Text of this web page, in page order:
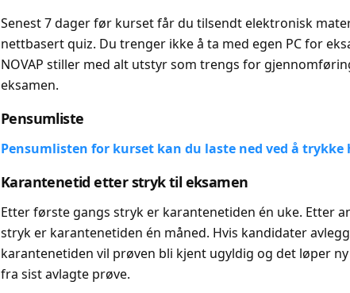
Senest 7 dager før kurset får du tilsendt elektronisk
nettbasert quiz. Du trenger ikke å ta med egen PC for
NOVAP stiller med alt utstyr som trengs for
eksamen.
Pensumliste
Pensumlisten for kurset kan du laste ned ved å trykke
Karantenetid etter stryk til eksamen
Etter første gangs stryk er karantenetiden én uke. Etter
stryk er karantenetiden én måned. Hvis kandidater
karantenetiden vil prøven bli kjent ugyldig og det løper
fra sist avlagte prøve.